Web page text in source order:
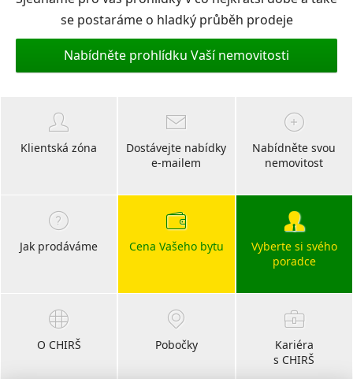
se postaráme o hladký průběh prodeje
Nabídněte prohlídku Vaší nemovitosti
Klientská zóna
Dostávejte nabídky
e-mailem
Nabídněte svou
nemovitost
Jak prodáváme Cena Vašeho bytu
Vyberte si svého
poradce
O CHIRŠ Pobočky
Kariéra
s CHIRŠ